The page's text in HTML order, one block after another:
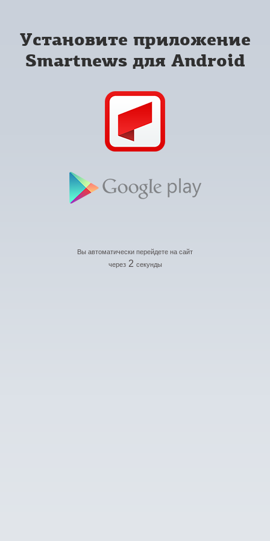
Установите приложение
Smartnews для Android
Вы автоматически перейдете на сайт
через 2 секунды